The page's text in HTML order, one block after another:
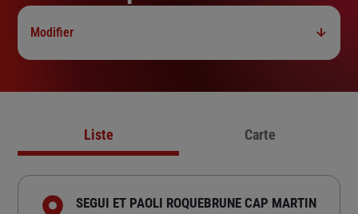
Modifier
Liste Carte
SEGUI ET PAOLI ROQUEBRUNE CAP MARTIN